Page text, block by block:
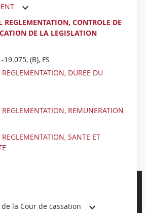
REGLEMENTATION, CONTROLE DE
DE LA LEGISLATION
19.075, (B), FS
REGLEMENTATION, DUREE DU
REGLEMENTATION, REMUNERATION
REGLEMENTATION, SANTE ET
la Cour de cassation